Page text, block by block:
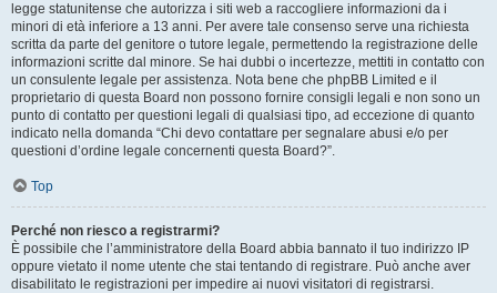
legge statunitense che autorizza i siti web a raccogliere informazioni da i
minori di età inferiore a 13 anni. Per avere tale consenso serve una richiesta
scritta da parte del genitore o tutore legale, permettendo la registrazione delle
informazioni scritte dal minore. Se hai dubbi o incertezze, mettiti in contatto con
un consulente legale per assistenza. Nota bene che phpBB Limited e il
proprietario di questa Board non possono fornire consigli legali e non sono un
punto di contatto per questioni legali di qualsiasi tipo, ad eccezione di quanto
indicato nella domanda “Chi devo contattare per segnalare abusi e/o per
questioni d’ordine legale concernenti questa Board?”.
Top
Perché non riesco a registrarmi?
È possibile che l’amministratore della Board abbia bannato il tuo indirizzo IP
oppure vietato il nome utente che stai tentando di registrare. Può anche aver
disabilitato le registrazioni per impedire ai nuovi visitatori di registrarsi.